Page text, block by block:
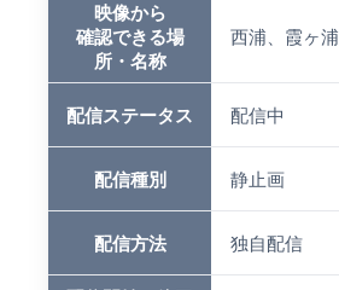
映像から
確認できる場
所・名称
西浦、霞ヶ浦
配信ステータス 配信中
配信種別 静止画
配信方法 独自配信